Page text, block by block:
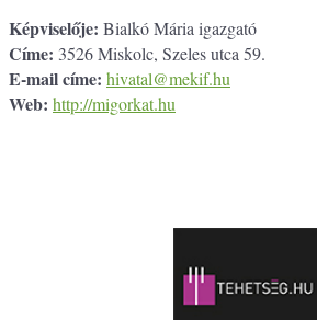
Képviselője: Bialkó Mária igazgató
Címe: 3526 Miskolc, Szeles utca 59.
E-mail címe: hivatal@mekif.hu
Web: http://migorkat.hu